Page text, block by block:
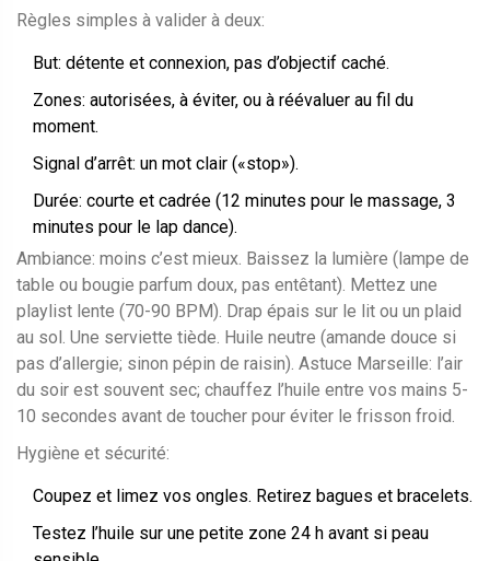
Règles simples à valider à deux:
But: détente et connexion, pas d’objectif caché.
Zones: autorisées, à éviter, ou à réévaluer au fil du
moment.
Signal d’arrêt: un mot clair («stop»).
Durée: courte et cadrée (12 minutes pour le massage, 3
minutes pour le lap dance).
Ambiance: moins c’est mieux. Baissez la lumière (lampe de
table ou bougie parfum doux, pas entêtant). Mettez une
playlist lente (70-90 BPM). Drap épais sur le lit ou un plaid
au sol. Une serviette tiède. Huile neutre (amande douce si
pas d’allergie; sinon pépin de raisin). Astuce Marseille: l’air
du soir est souvent sec; chauffez l’huile entre vos mains 5-
10 secondes avant de toucher pour éviter le frisson froid.
Hygiène et sécurité:
Coupez et limez vos ongles. Retirez bagues et bracelets.
Testez l’huile sur une petite zone 24 h avant si peau